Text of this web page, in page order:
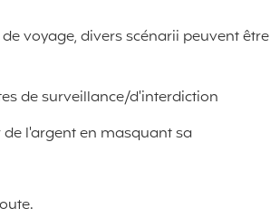
voyage, divers scénarii peuvent être
de surveillance/d'interdiction
l'argent en masquant sa